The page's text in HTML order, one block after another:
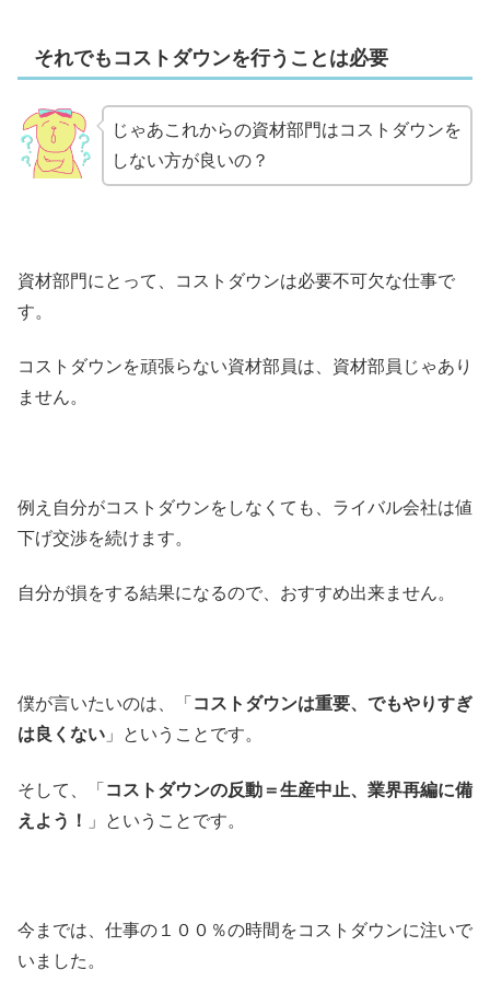
それでもコストダウンを行うことは必要
じゃあこれからの資材部門はコストダウンを
しない方が良いの？
資材部門にとって、コストダウンは必要不可欠な仕事で
す。
コストダウンを頑張らない資材部員は、資材部員じゃあり
ません。
例え自分がコストダウンをしなくても、ライバル会社は値
下げ交渉を続けます。
自分が損をする結果になるので、おすすめ出来ません。
僕が言いたいのは、「 コストダウンは重要、でもやりすぎ
は良くない 」ということです。
そして、「 コストダウンの反動＝生産中止、業界再編に備
えよう！
」ということです。
今までは、仕事の１００％の時間をコストダウンに注いで
いました。